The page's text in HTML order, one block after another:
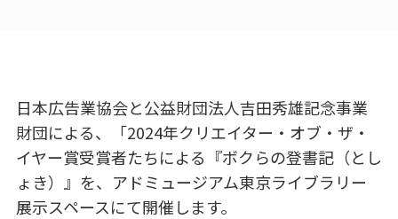
日本広告業協会と公益財団法人吉田秀雄記念事業
財団による、「2024年クリエイター・オブ・ザ・
イヤー賞受賞者たちによる『ボクらの登書記（とし
ょき）』を、アドミュージアム東京ライブラリー
展示スペースにて開催します。